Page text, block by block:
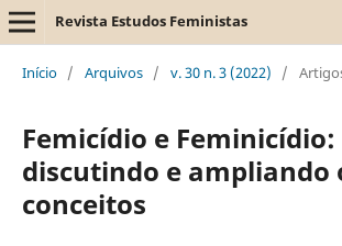
Revista Estudos Feministas
Início / Arquivos / v. 30 n. 3 (2022) /
Femicídio e Feminicídio:
discutindo e ampliando
conceitos